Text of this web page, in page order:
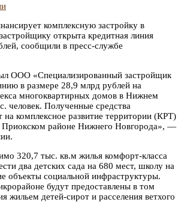
комплексную застройку в
открыта кредитная линия
сообщили в пресс-службе
ООО «Специализированный застройщик
в размере 28,9 млрд рублей на
многоквартирных домов в Нижнем
человек. Полученные средства
на комплексное развитие территории (КРТ)
Приокском районе Нижнего Новгорода», —
320,7 тыс. кв.м жилья комфорт-класса
два детских сада на 680 мест, школу на
объекты социальной инфраструктуры.
будут предоставлены в том
жильем детей-сирот и расселения ветхого